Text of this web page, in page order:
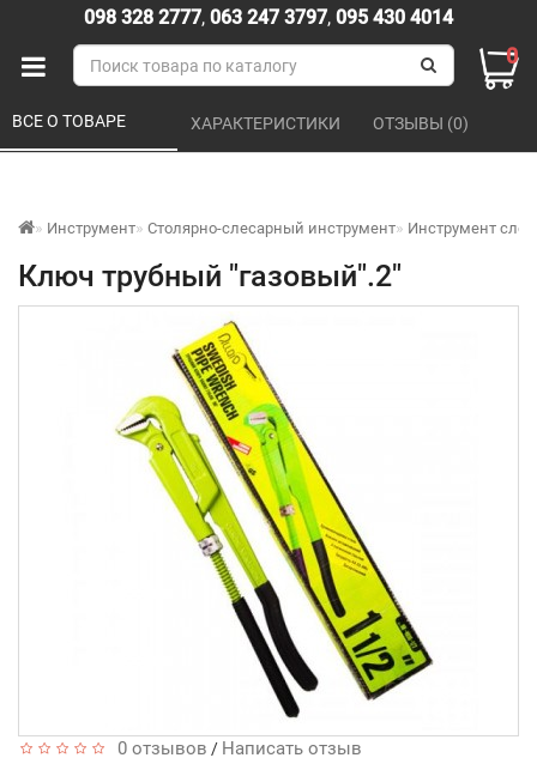
098 328 2777, 063 247 3797, 095 430 4014
0
Инструмент Столярно-слесарный инструмент Инструмент
Ключ трубный "газовый".2"
ВСЕ О ТОВАРЕ ХАРАКТЕРИСТИКИ ОТЗЫВЫ (0)
0 отзывов / Написать отзыв